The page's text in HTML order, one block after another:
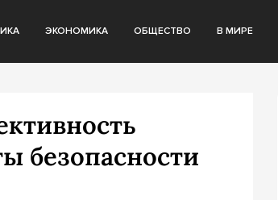
ЭКОНОМИКА ОБЩЕСТВО В МИРЕ
безопасности